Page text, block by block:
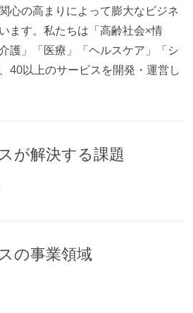
心の高まりによって膨大なビジネ
ます。私たちは「高齢社会×情
護」「医療」「ヘルスケア」「シ
40以上のサービスを開発・運営し
が解決する課題
の事業領域